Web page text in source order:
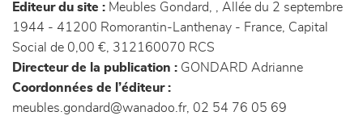
séjours
meubles de complément
chambres et dressing
Editeur du site : Meubles Gondard, , Allée du 2 septembre
1944 - 41200 Romorantin-Lanthenay - France, Capital
Social de 0,00 €, 312160070 RCS
Directeur de la publication : GONDARD Adrianne
Coordonnées de l’éditeur :
meubles.gondard@wanadoo.fr, 02 54 76 05 69